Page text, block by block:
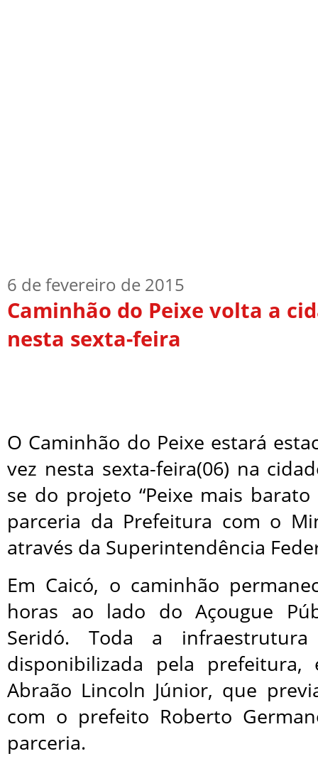
6 de fevereiro de 2015
Caminhão do Peixe volta a
nesta sexta-feira
O Caminhão do Peixe estará
vez nesta sexta-feira(06) na
se do projeto “Peixe mais
parceria da Prefeitura com o
através da Superintendência
Em Caicó, o caminhão
horas ao lado do Açougue
Seridó. Toda a infraestrutura
disponibilizada pela
Abraão Lincoln Júnior, que
com o prefeito Roberto
parceria.